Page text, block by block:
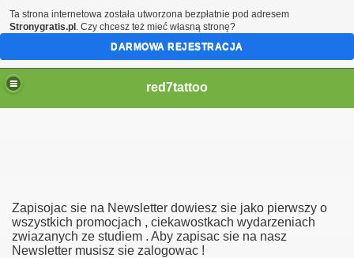
red7tattoo
Zapisojac sie na Newsletter dowiesz sie jako pierwszy o
wszystkich promocjach , ciekawostkach wydarzeniach
zwiazanych ze studiem . Aby zapisac sie na nasz
Newsletter musisz sie zalogowac !
Ta strona internetowa została utworzona bezpłatnie pod adresem
Stronygratis.pl . Czy chcesz też mieć własną stronę?
DARMOWA REJESTRACJA